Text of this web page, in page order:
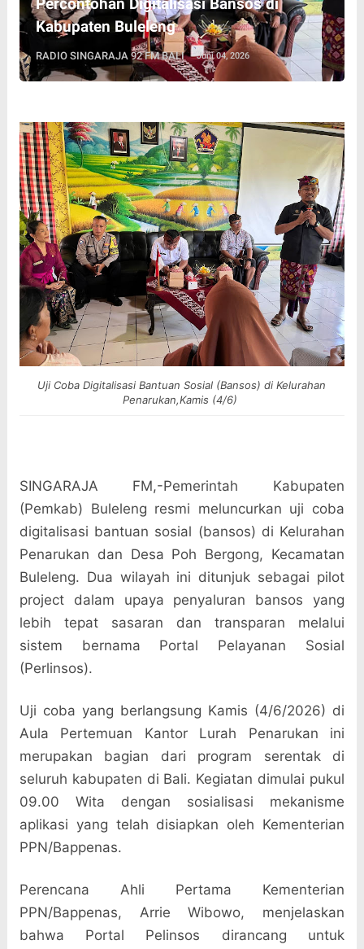
Kabupaten Buleleng
RADIO SINGARAJA 92 FM BALI Juni 04, 2026
Uji Coba Digitalisasi Bantuan Sosial (Bansos) di Kelurahan
Penarukan,Kamis (4/6)
SINGARAJA FM,-Pemerintah Kabupaten
(Pemkab) Buleleng resmi meluncurkan uji coba
digitalisasi bantuan sosial (bansos) di Kelurahan
Penarukan dan Desa Poh Bergong, Kecamatan
Buleleng. Dua wilayah ini ditunjuk sebagai pilot
project dalam upaya penyaluran bansos yang
lebih tepat sasaran dan transparan melalui
sistem bernama Portal Pelayanan Sosial
(Perlinsos).
Uji coba yang berlangsung Kamis (4/6/2026) di
Aula Pertemuan Kantor Lurah Penarukan ini
merupakan bagian dari program serentak di
seluruh kabupaten di Bali. Kegiatan dimulai pukul
09.00 Wita dengan sosialisasi mekanisme
aplikasi yang telah disiapkan oleh Kementerian
PPN/Bappenas.
Perencana Ahli Pertama Kementerian
PPN/Bappenas, Arrie Wibowo, menjelaskan
bahwa Portal Pelinsos dirancang untuk